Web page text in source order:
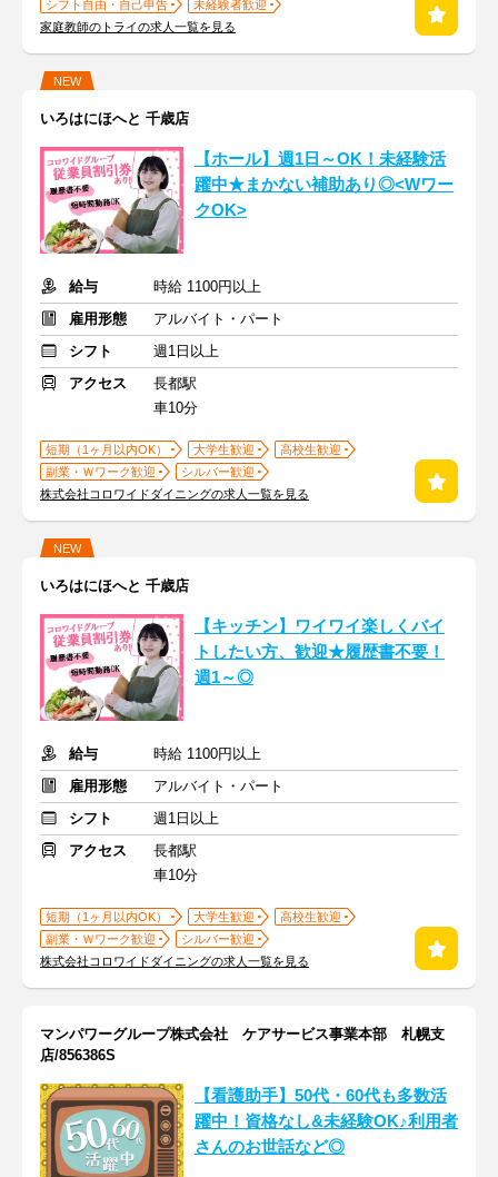
シフト自由・自己申告
未経験者歓迎
家庭教師のトライの求人一覧を見る
NEW
いろはにほへと 千歳店
【ホール】週1日～OK！未経験活
躍中★まかない補助あり◎<Wワー
クOK>
給与
時給 1100円以上
雇用形態
アルバイト・パート
シフト
週1日以上
アクセス
長都駅
車10分
短期（1ヶ月以内OK） 大学生歓迎
高校生歓迎
副業・Ｗワーク歓迎
シルバー歓迎
株式会社コロワイドダイニングの求人一覧を見る
NEW
いろはにほへと 千歳店
【キッチン】ワイワイ楽しくバイ
トしたい方、歓迎★履歴書不要！
週1～◎
給与
時給 1100円以上
雇用形態
アルバイト・パート
シフト
週1日以上
アクセス
長都駅
車10分
短期（1ヶ月以内OK） 大学生歓迎
高校生歓迎
副業・Ｗワーク歓迎
シルバー歓迎
株式会社コロワイドダイニングの求人一覧を見る
マンパワーグループ株式会社 ケアサービス事業本部 札幌支
店/856386S
【看護助手】50代・60代も多数活
躍中！資格なし&未経験OK♪利用者
さんのお世話など◎